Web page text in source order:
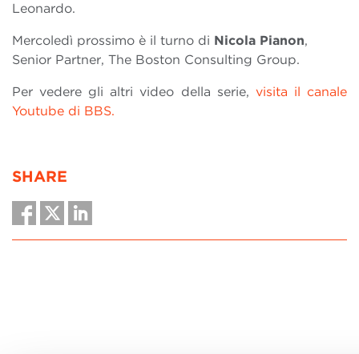
Leonardo.
Mercoledì prossimo è il turno di Nicola Pianon,
Senior Partner, The Boston Consulting Group.
Per vedere gli altri video della serie, visita il canale
Youtube di BBS.
SHARE